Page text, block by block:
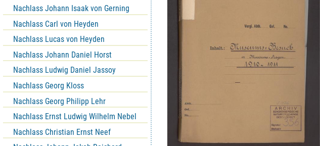
Nachlass Johann Isaak von Gerning
Nachlass Carl von Heyden
Nachlass Lucas von Heyden
Nachlass Johann Daniel Horst
Nachlass Ludwig Daniel Jassoy
Nachlass Georg Kloss
Nachlass Georg Philipp Lehr
Nachlass Ernst Ludwig Wilhelm Nebel
Nachlass Christian Ernst Neef